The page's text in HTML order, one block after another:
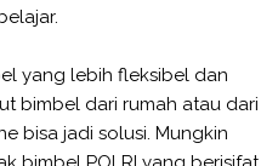
yang lebih fleksibel dan
bimbel dari rumah atau dari
bisa jadi solusi. Mungkin